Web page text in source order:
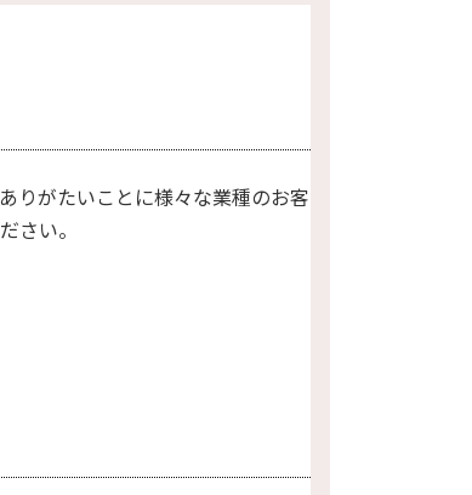
りがたいことに様々な業種のお客
さい。